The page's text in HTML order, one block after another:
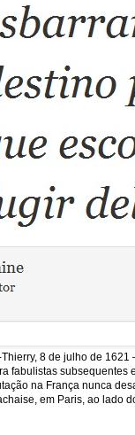
8 de julho de
fabulistas
na França nunca
em Paris, ao lado